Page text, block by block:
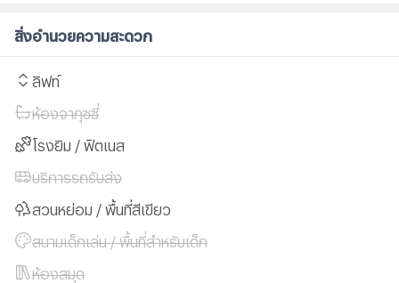
สิ่งอำนวยความสะดวก
ลิฟท์
ห้องจากุซซี่
โรงยิม / ฟิตเนส
บริการรถรับส่ง
สวนหย่อม / พื้นที่สีเขียว
สนามเด็กเล่น / พื้นที่สำหรับเด็ก
ห้องสมุด